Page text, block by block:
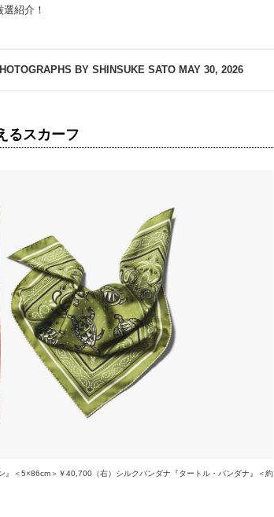
紹介！
BY SHINSUKE SATO MAY 30, 2026
るスカーフ
』＜5×86cm＞￥40,700（右）シルクバンダナ『タートル・バンダナ』＜約